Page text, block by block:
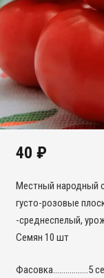
❅
40 ₽
Местный народный
густо-розовые
-среднеспелый,
Семян 10 шт
Фасовка……………..5